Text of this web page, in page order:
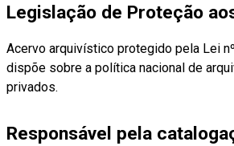
Legislação de Proteção
Acervo arquivístico protegido pela Lei
dispõe sobre a política nacional de
privados.
Responsável pela